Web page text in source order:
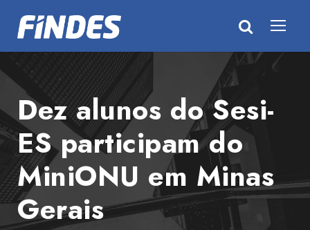
Dez alunos do Sesi-
ES participam do
MiniONU em Minas
Gerais